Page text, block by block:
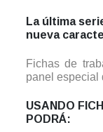
La última
nueva
Fichas de
panel especial
USANDO
PODRÁ: